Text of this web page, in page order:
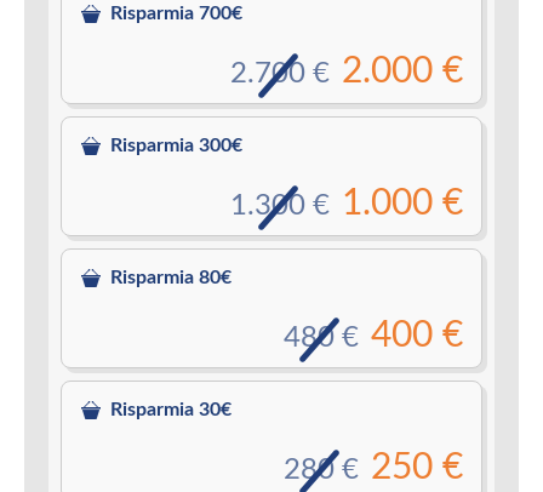
Risparmia 700€
2.000 €
2.700 €
Risparmia 300€
1.000 €
1.300 €
Risparmia 80€
400 €
480 €
Risparmia 30€
250 €
280 €